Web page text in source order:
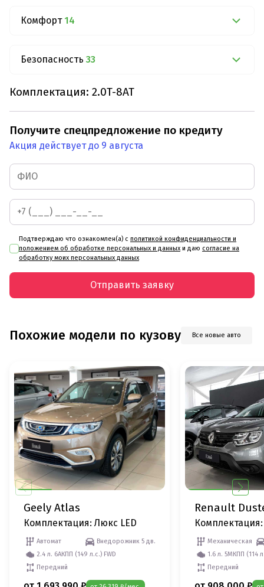
Комфорт 14
Безопасность 33
Комплектация: 2.0T-8АТ
Получите спецпредложение по кредиту
Акция действует до 9 августа
Подтверждаю что ознакомлен(а) с политикой конфиденциальности и
положением об обработке персональных и данных и даю согласие на
обработку моих персональных данных
Отправить заявку
Похожие модели по кузову Все новые авто
Geely Atlas
Комплектация: Люкс LED
Автомат
Внедорожник 5 дв.
2.4 л. 6АКПП (149 л.с.) FWD
Передний
Renault
Механическая
1.6 л. 5МКПП (114
Передний